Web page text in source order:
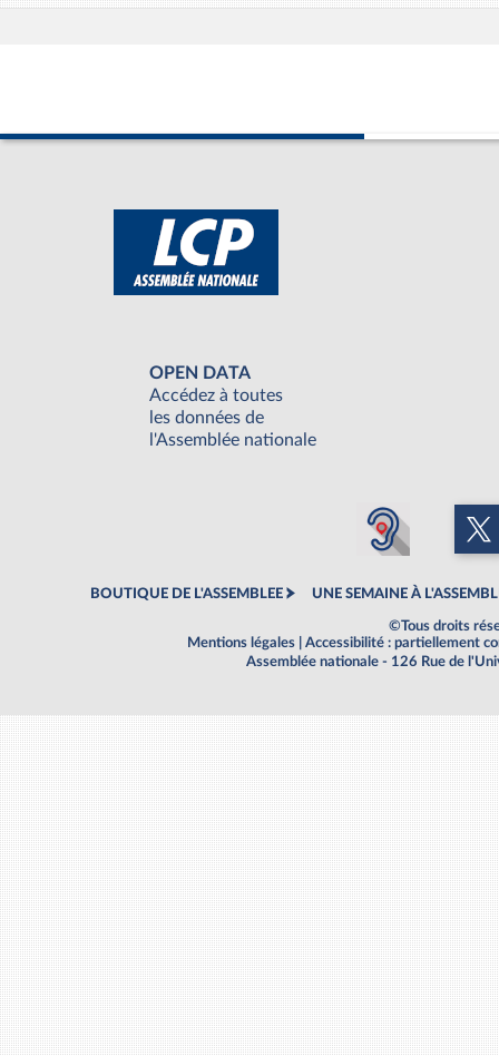
OPEN DATA
Accédez à toutes
les données de
l'Assemblée nationale
BOUTIQUE DE L'ASSEMBLEE UNE SEMAINE À
©Tous droits
Mentions légales
Accessibilité : partiellement
Assemblée nationale - 126 Rue de